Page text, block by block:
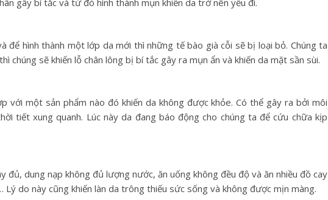
gây bí tắc và từ đó hình thành mụn khiến da trở nên yếu đi.
để hình thành một lớp da mới thì những tế bào già cỗi sẽ bị loại bỏ. Chúng ta
chúng sẽ khiến lỗ chân lông bị bí tắc gây ra mụn ẩn và khiến da mặt sần sùi.
với một sản phẩm nào đó khiến da không được khỏe. Có thể gây ra bởi môi
tiết xung quanh. Lúc này da đang báo động cho chúng ta để cứu chữa kịp
đủ, dung nạp không đủ lượng nước, ăn uống không đều độ và ăn nhiều đồ cay
do này cũng khiến làn da trông thiếu sức sống và không được mịn màng.